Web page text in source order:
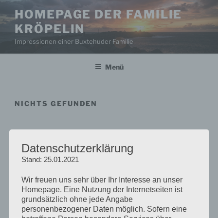
Inhalt
springen
HOMEPAGE DER FAMILIE
KRÖPELIN
Impressionen einer Buxtehuder Familie
Menü
NICHTS GEFUNDEN
Vielleicht hilft die Suchfunktion.
nach:
Suchen
nach:
Datenschutzerklärung
Stand: 25.01.2021
Wir freuen uns sehr über Ihr Interesse an unser
Homepage. Eine Nutzung der Internetseiten ist
grundsätzlich ohne jede Angabe
personenbezogener Daten möglich. Sofern eine